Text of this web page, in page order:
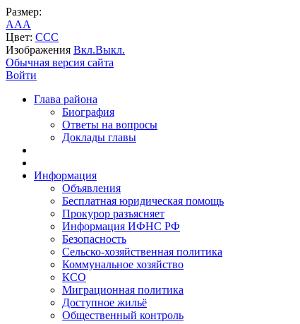
Размер:
AAA
Цвет: CCC
Изображения Вкл.Выкл.
Обычная версия сайта
Войти
Глава района
Биография
Ответы на вопросы
Доклады главы
Информация
Объявления
Бесплатная юридическая помощь
Прокурор разъясняет
Информация ИФНС РФ
Безопасность
Сельско-хозяйственная политика
Коммунальное хозяйство
КСО
Миграционная политика
Доступное жильё
Общественный контроль